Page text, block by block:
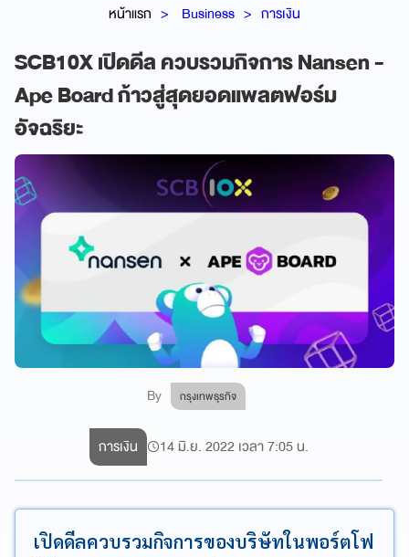
หน้าแรก Business การเงิน
SCB10X เปิดดีล ควบรวมกิจการ Nansen -
Ape Board ก้าวสู่สุดยอดแพลตฟอร์ม
อัจฉริยะ
By กรุงเทพธุรกิจ
การเงิน 14 มิ.ย. 2022 เวลา 7:05 น.
เปิดดีลควบรวมกิจการของบริษัทในพอร์ตโฟ